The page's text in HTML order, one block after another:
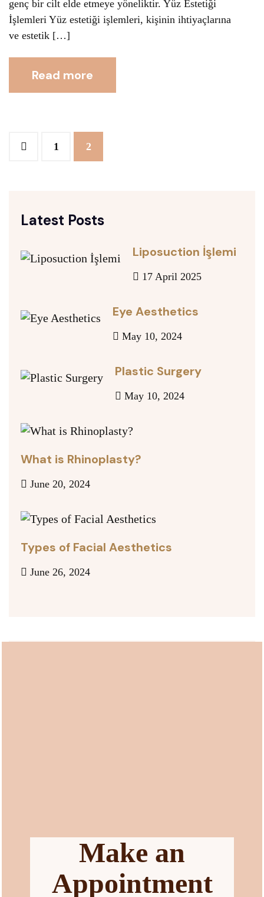
genç bir cilt elde etmeye yöneliktir. Yüz Estetiği
İşlemleri Yüz estetiği işlemleri, kişinin ihtiyaçlarına
ve estetik […]
Read more
1 2
Latest Posts
Liposuction İşlemi
17 April 2025
Eye Aesthetics
May 10, 2024
Plastic Surgery
May 10, 2024
What is Rhinoplasty?
June 20, 2024
Types of Facial Aesthetics
June 26, 2024
Make an
Appointment